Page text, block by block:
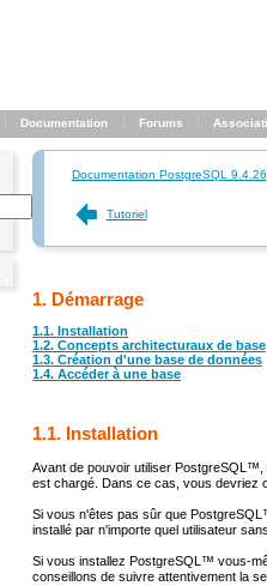
Documentation Forums
Documentation PostgreSQL 9.4.26
Tutoriel
1. Démarrage
1.1. Installation
1.2. Concepts architecturaux de base
1.3. Création d'une base de données
1.4. Accéder à une base
1.1. Installation
Avant de pouvoir utiliser PostgreSQL ™,
est chargé. Dans ce cas, vous devriez
Si vous n'êtes pas sûr que PostgreSQL
installé par n'importe quel utilisateur
Si vous installez PostgreSQL ™ vous-
conseillons de suivre attentivement la